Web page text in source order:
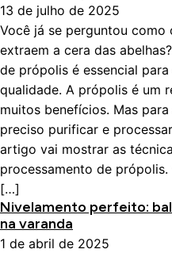
13 de julho de 2025
Você já se perguntou como
extraem a cera das
de própolis é essencial
qualidade. A própolis é um
muitos benefícios. Mas
preciso purificar e
artigo vai mostrar as
processamento de própolis.
[…]
Nivelamento perfeito:
na varanda
1 de abril de 2025